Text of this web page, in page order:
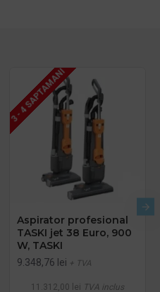
3 - 4 SAPTAMANI
Aspirator profesional
TASKI jet 38 Euro, 900
W, TASKI
9.348,76 lei + TVA
11.312,00 lei TVA inclus